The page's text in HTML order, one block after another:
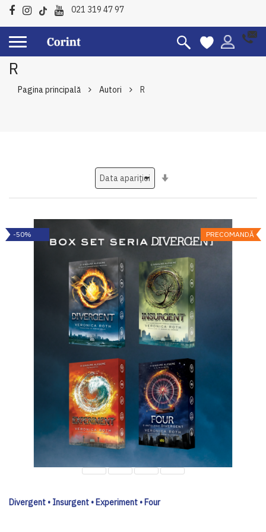
021 319 47 97
R
Pagina principală Autori R
PRECOMANDĂ
-50%
Divergent • Insurgent • Experiment • Four